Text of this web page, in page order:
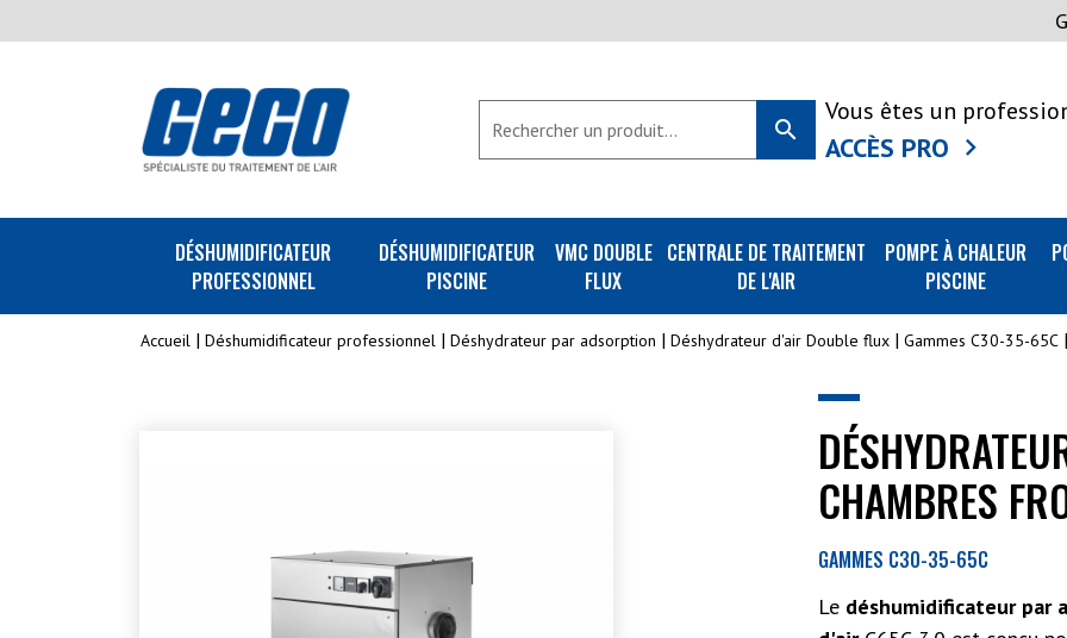
search
Vous êtes un
ACCÈS PRO
DÉSHUMIDIFICATEUR
PROFESSIONNEL
DÉSHUMIDIFICATEUR
PISCINE
VMC DOUBLE
FLUX
CENTRALE DE TRAITEMENT
DE L'AIR
POMPE À CHALEUR
PISCINE
Accueil Déshumidificateur professionnel Déshydrateur par adsorption Déshydrateur d'air Double flux Gammes C30-35-65C
CHAMBRES
GAMMES C30-35-65C
Le déshumidificateur par